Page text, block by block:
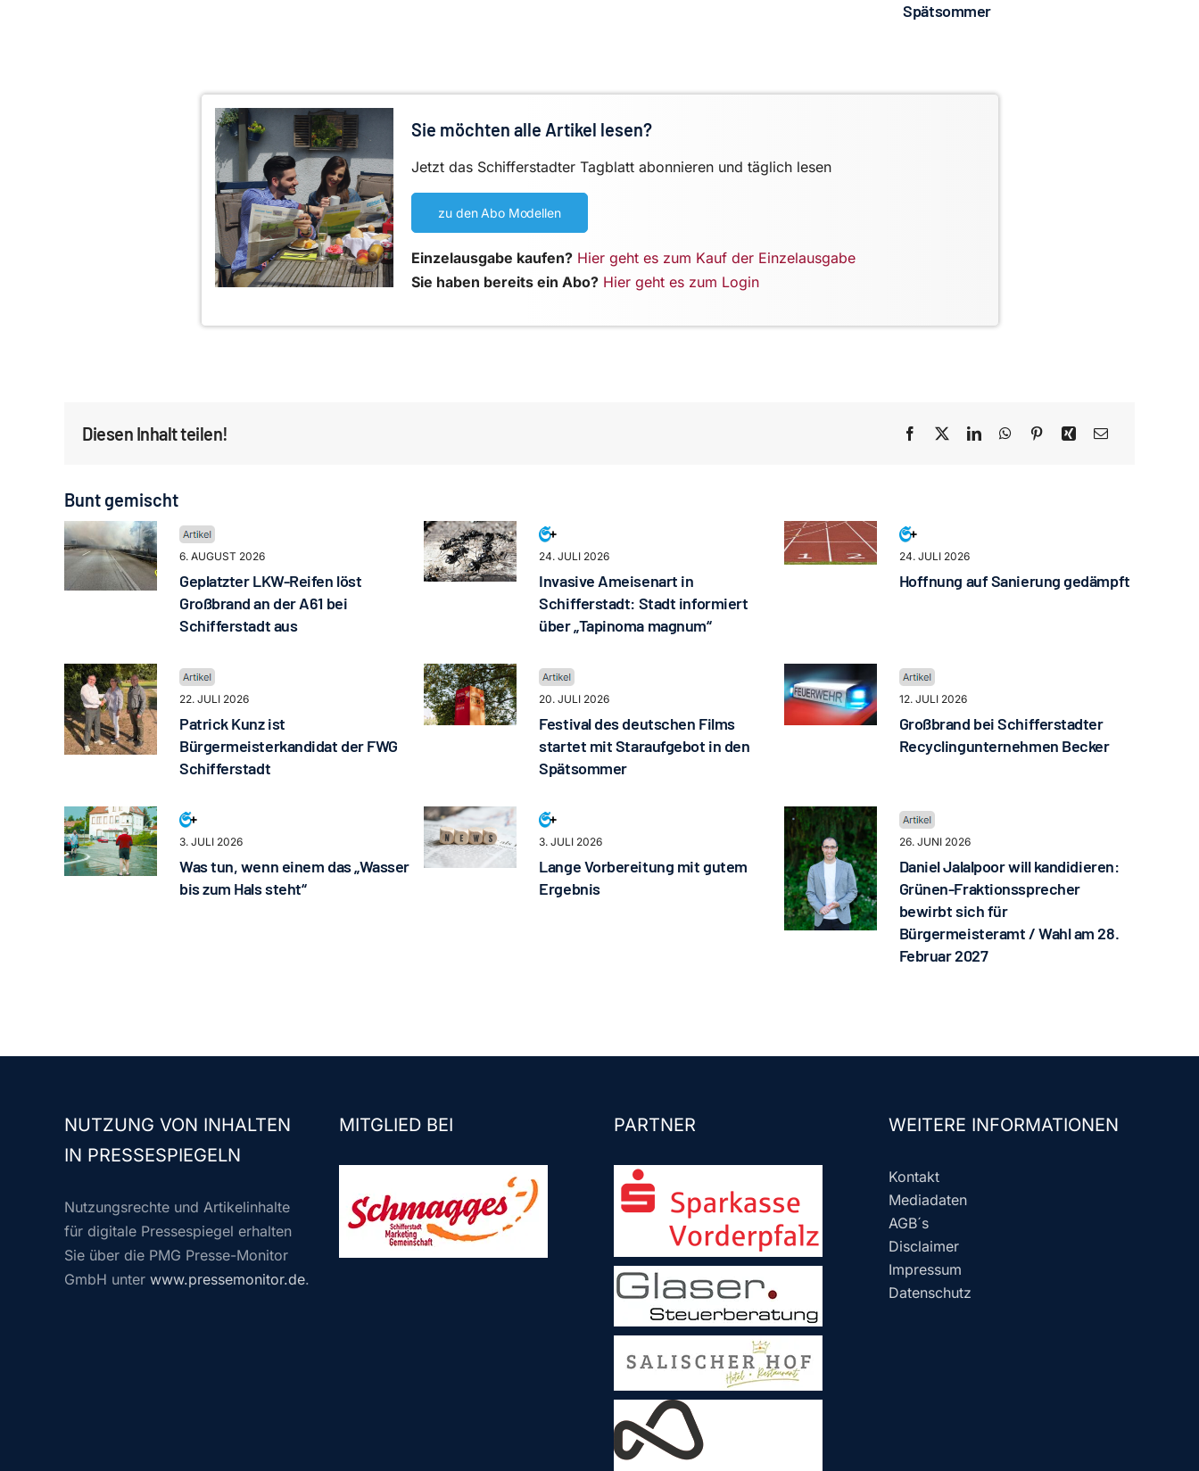
Spätsommer
Sie möchten alle Artikel lesen?
Jetzt das Schifferstadter Tagblatt abonnieren und täglich lesen
zu den Abo Modellen
Einzelausgabe kaufen? Hier geht es zum Kauf der Einzelausgabe
Sie haben bereits ein Abo? Hier geht es zum Login
Diesen Inhalt teilen!
Bunt gemischt
6. AUGUST 2026
Geplatzter LKW-Reifen löst
Großbrand an der A61 bei
Schifferstadt aus
24. JULI 2026
Invasive Ameisenart in
Schifferstadt: Stadt informiert
über „Tapinoma magnum“
24. JULI 2026
Hoffnung auf Sanierung gedämpft
22. JULI 2026
Patrick Kunz ist
Bürgermeisterkandidat der FWG
Schifferstadt
20. JULI 2026
Festival des deutschen Films
startet mit Staraufgebot in den
Spätsommer
12. JULI 2026
Großbrand bei Schifferstadter
Recyclingunternehmen Becker
3. JULI 2026
Was tun, wenn einem das „Wasser
bis zum Hals steht“
3. JULI 2026
Lange Vorbereitung mit gutem
Ergebnis
26. JUNI 2026
Daniel Jalalpoor will kandidieren:
Grünen-Fraktionssprecher
bewirbt sich für
Bürgermeisteramt / Wahl am 28.
Februar 2027
NUTZUNG VON INHALTEN
IN PRESSESPIEGELN
Nutzungsrechte und Artikelinhalte
für digitale Pressespiegel erhalten
Sie über die PMG Presse-Monitor
GmbH unter www.pressemonitor.de.
MITGLIED BEI PARTNER WEITERE INFORMATIONEN
Kontakt
Mediadaten
AGB´s
Disclaimer
Impressum
Datenschutz